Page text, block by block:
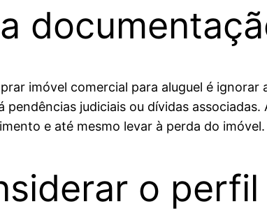
imóvel comercial para aluguel é
pendências judiciais ou dívidas
e até mesmo levar à perda do imóvel.
o